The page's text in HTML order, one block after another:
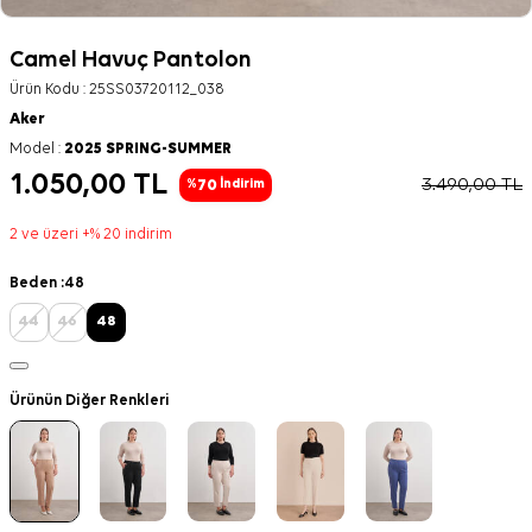
Camel Havuç Pantolon
Ürün Kodu : 25SS03720112_038
Aker
Model : 2025 SPRING-SUMMER
1.050,00 TL %70 İndirim 3.490,00TL
2 ve üzeri +% 20 indirim
Beden :48
44 46 48
Ürünün Diğer Renkleri